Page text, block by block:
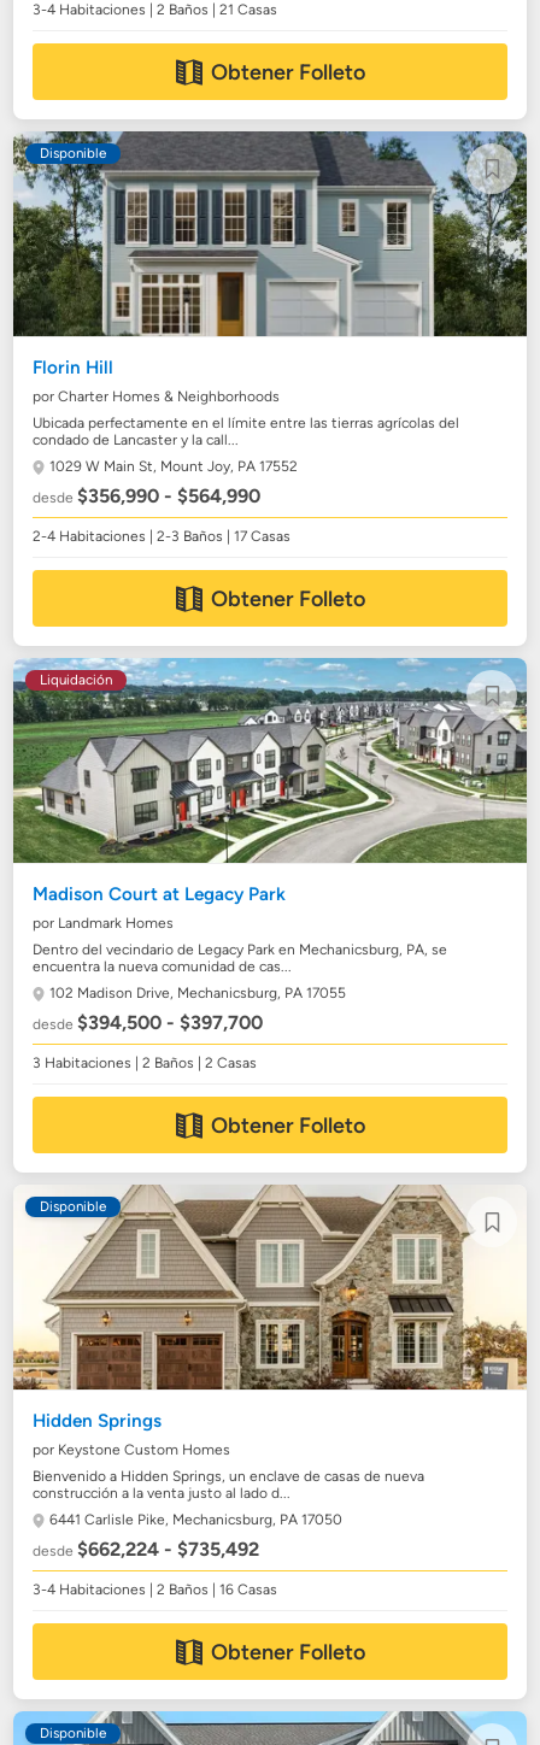
3-4 Habitaciones | 2 Baños | 21 Casas
Obtener Folleto
Disponible
Florin Hill
por Charter Homes & Neighborhoods
Ubicada perfectamente en el límite entre las tierras agrícolas del
condado de Lancaster y la call...
1029 W Main St, Mount Joy, PA 17552
desde$356,990 - $564,990
2-4 Habitaciones | 2-3 Baños | 17 Casas
Obtener Folleto
Liquidación
Madison Court at Legacy Park
por Landmark Homes
Dentro del vecindario de Legacy Park en Mechanicsburg, PA, se
encuentra la nueva comunidad de cas...
102 Madison Drive, Mechanicsburg, PA 17055
desde$394,500 - $397,700
3 Habitaciones | 2 Baños | 2 Casas
Obtener Folleto
Disponible
Hidden Springs
por Keystone Custom Homes
Bienvenido a Hidden Springs, un enclave de casas de nueva
construcción a la venta justo al lado d...
6441 Carlisle Pike, Mechanicsburg, PA 17050
desde$662,224 - $735,492
3-4 Habitaciones | 2 Baños | 16 Casas
Obtener Folleto
Disponible